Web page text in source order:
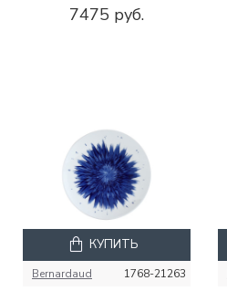
7475 руб.
Bernardaud 1768-21263
КУПИТЬ